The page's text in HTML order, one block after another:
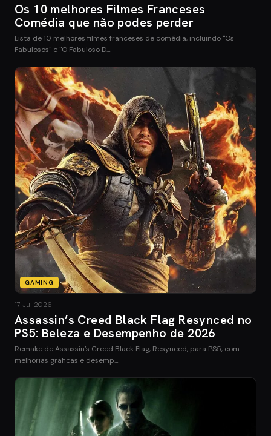
Os 10 melhores Filmes Franceses
Comédia que não podes perder
Lista de 10 melhores filmes franceses de comédia, incluindo "Os
Fabulosos" e "O Fabuloso D…
GAMING
17 Jul 2026
Assassin’s Creed Black Flag Resynced no
PS5: Beleza e Desempenho de 2026
Remake de Assassin’s Creed Black Flag, Resynced, para PS5, com
melhorias gráficas e desemp…